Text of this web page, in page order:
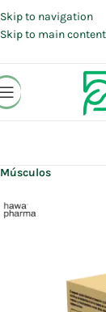
Skip to navigation
Skip to main content
Músculos